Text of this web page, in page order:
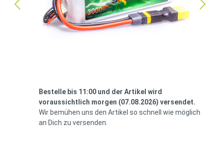
Bestelle bis 11:00 und der Artikel wird
voraussichtlich morgen (07.08.2026) versendet.
Wir bemühen uns den Artikel so schnell wie möglich
an Dich zu versenden.